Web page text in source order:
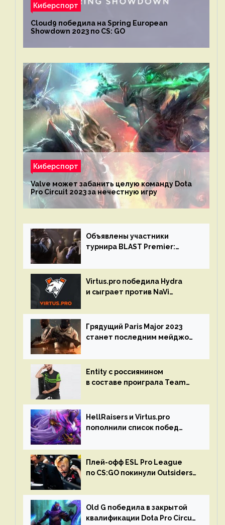
Киберспорт
Cloud9 победила на Spring European
Showdown 2023 по CS: GO
Киберспорт
Valve может забанить целую команду Dota
Pro Circuit 2023 за нечестную игру
Объявлены участники
турнира BLAST Premier:
Virtus.pro победила Hydra
и сыграет против NaVi
Грядущий Paris Major 2023
станет последним мейджор-
Entity с россиянином
в составе проиграла Team
HellRaisers и Virtus.pro
пополнили список побед
Плей-офф ESL Pro League
по CS:GO покинули Outsiders
Old G победила в закрытой
квалификации Dota Pro Circuit